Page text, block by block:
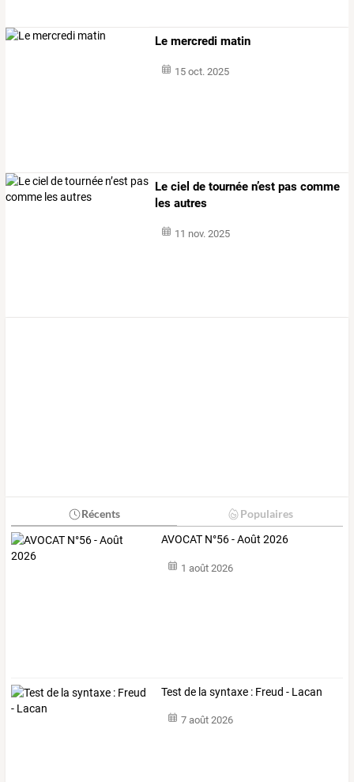
Le mercredi matin
15 oct. 2025
Le ciel de tournée n’est pas comme
les autres
11 nov. 2025
Récents Populaires
AVOCAT N°56 - Août 2026
1 août 2026
Test de la syntaxe : Freud - Lacan
7 août 2026